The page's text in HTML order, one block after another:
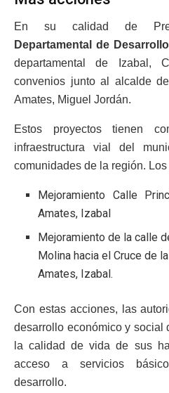
En su calidad de
Departamental de
departamental de Izabal,
convenios junto al alcalde
Amates, Miguel Jordán.
Estos proyectos tienen
infraestructura vial del
comunidades de la región.
Mejoramiento Calle
Amates, Izabal
Mejoramiento de la calle
Molina hacia el Cruce de
Amates, Izabal.
Con estas acciones, las
desarrollo económico y social
la calidad de vida de sus
acceso a servicios
desarrollo.